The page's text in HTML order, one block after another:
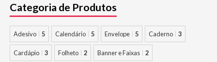
Categoria de Produtos
Adesivo 5 Calendário 5 Envelope 5 Caderno 3
Cardápio 3 Folheto 2 Banner e Faixas 2